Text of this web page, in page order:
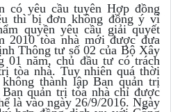
có yêu cầu tuyên Hợp đồng
thì bị đơn không đồng ý vì
quyền yêu cầu giải quyết
2010 tòa nhà mới được đưa
Thông tư số 02 của Bộ Xây
01 năm, chủ đầu tư có trách
tòa nhà. Tuy nhiên quá thời
thành lập Ban quản trị
quản trị tòa nhà chỉ được
là vào ngày 26/9/2016. Ngày